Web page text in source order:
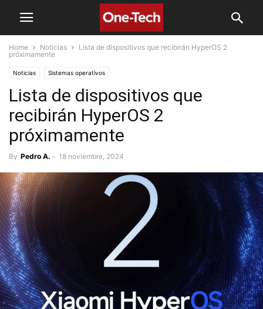
Home Noticias
Lista de dispositivos que recibirán HyperOS 2
próximamente
Noticias Sistemas operativos
Lista de dispositivos que
recibirán HyperOS 2
próximamente
By Pedro A. - 18 noviembre, 2024